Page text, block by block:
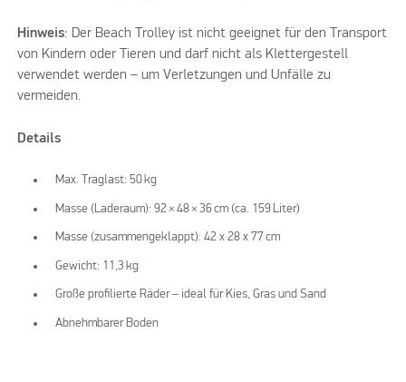
Hinweis: Der Beach Trolley ist nicht geeignet für den Transport
von Kindern oder Tieren und darf nicht als Klettergestell
verwendet werden – um Verletzungen und Unfälle zu
vermeiden.
Details
Max. Traglast: 50 kg
Masse (Laderaum): 92 × 48 × 36 cm (ca. 159 Liter)
Masse (zusammengeklappt): 42 x 28 x 77 cm
Gewicht: 11,3 kg
Große profilierte Räder – ideal für Kies, Gras und Sand
Abnehmbarer Boden